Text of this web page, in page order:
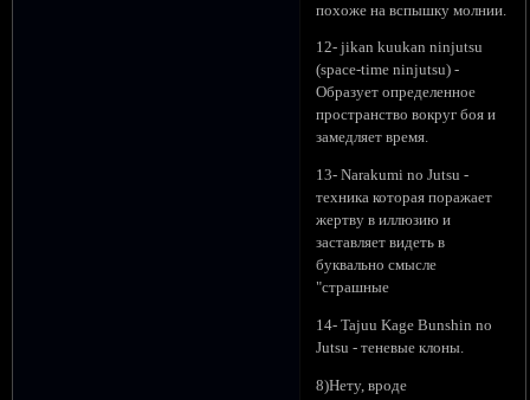
похоже на вспышку молнии.
12- jikan kuukan ninjutsu
(space-time ninjutsu) -
Образует определенное
пространство вокруг боя и
замедляет время.
13- Narakumi no Jutsu -
техника которая поражает
жертву в иллюзию и
заставляет видеть в
буквально смысле
"страшные
14- Tajuu Kage Bunshin no
Jutsu - теневые клоны.
8)Нету, вроде